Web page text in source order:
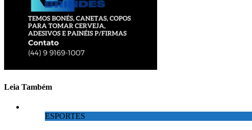
Leia Também
ESPORTES